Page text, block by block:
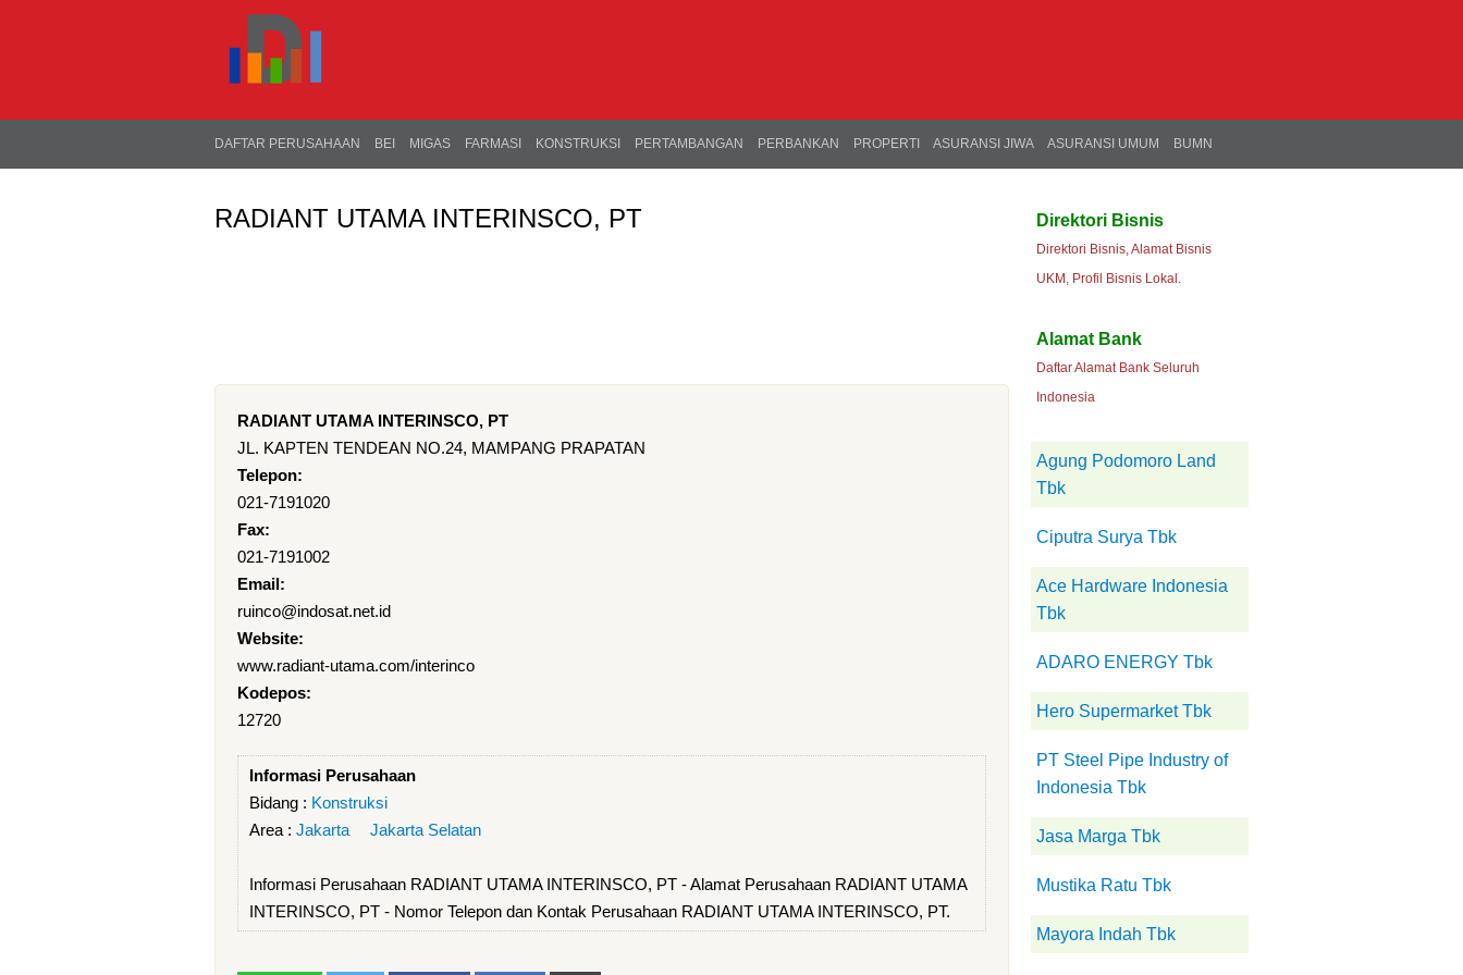
DAFTAR PERUSAHAAN BEI MIGAS FARMASI KONSTRUKSI PERTAMBANGAN PERBANKAN PROPERTI ASURANSI JIWA ASURANSI UMUM BUMN
RADIANT UTAMA INTERINSCO, PT
RADIANT UTAMA INTERINSCO, PT
JL. KAPTEN TENDEAN NO.24, MAMPANG PRAPATAN
Telepon:
021-7191020
Fax:
021-7191002
Email:
ruinco@indosat.net.id
Website:
www.radiant-utama.com/interinco
Kodepos:
12720
Informasi Perusahaan
Bidang : Konstruksi
Area : Jakarta Jakarta Selatan
Informasi Perusahaan RADIANT UTAMA INTERINSCO, PT - Alamat Perusahaan RADIANT UTAMA
INTERINSCO, PT - Nomor Telepon dan Kontak Perusahaan RADIANT UTAMA INTERINSCO, PT.
Direktori Bisnis
Direktori Bisnis, Alamat Bisnis
UKM, Profil Bisnis Lokal.
Alamat Bank
Daftar Alamat Bank Seluruh
Indonesia
Agung Podomoro Land
Tbk
Ciputra Surya Tbk
Ace Hardware Indonesia
Tbk
ADARO ENERGY Tbk
Hero Supermarket Tbk
PT Steel Pipe Industry of
Indonesia Tbk
Jasa Marga Tbk
Mustika Ratu Tbk
Mayora Indah Tbk